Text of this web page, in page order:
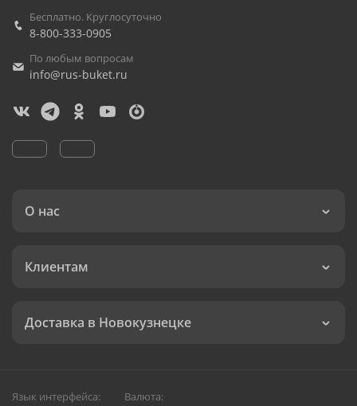
Бесплатно. Круглосуточно
8-800-333-0905
По любым вопросам
info@rus-buket.ru
О нас
Клиентам
Доставка в Новокузнецке
Язык интерфейса: Валюта: